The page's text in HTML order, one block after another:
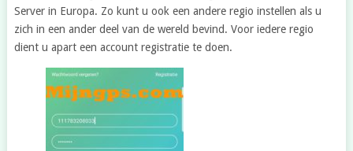
Server in Europa. Zo kunt u ook een andere regio instellen als u
zich in een ander deel van de wereld bevind. Voor iedere regio
dient u apart een account registratie te doen.